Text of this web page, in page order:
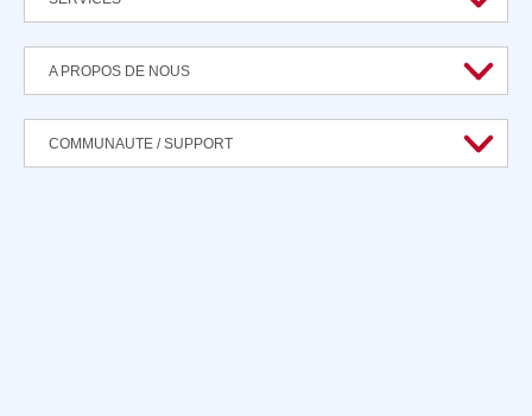
A PROPOS DE NOUS
COMMUNAUTE / SUPPORT